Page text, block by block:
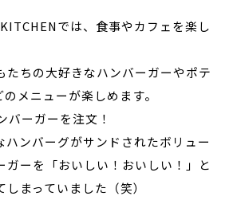
では、食事やカフェを楽し
たちの大好きなハンバーガーやポテ
メニューが楽しめます。
バーガーを注文！
ハンバーグがサンドされたボリュー
ーを「おいしい！おいしい！」と
まっていました（笑）